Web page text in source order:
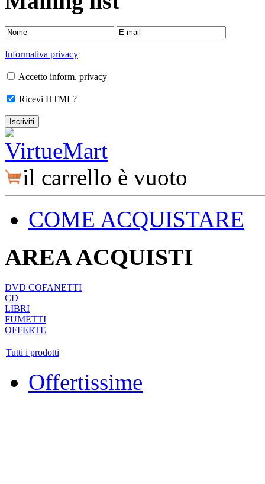
Informativa privacy
Accetto inform. privacy
Ricevi HTML?
il carrello è vuoto
COME ACQUISTARE
AREA ACQUISTI
DVD COFANETTI
CD
LIBRI
FUMETTI
OFFERTE
Tutti i prodotti
Offertissime